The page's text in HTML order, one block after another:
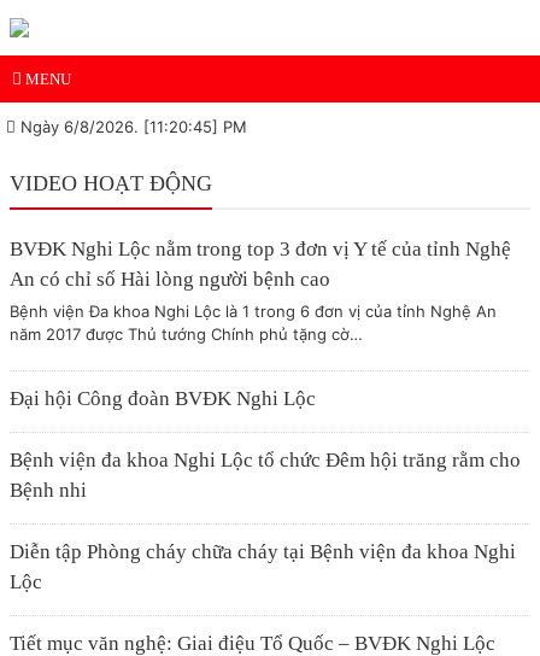
MENU
Ngày 6/8/2026. [11:20:45] PM
VIDEO HOẠT ĐỘNG
BVĐK Nghi Lộc nằm trong top 3 đơn vị Y tế của tỉnh Nghệ
An có chỉ số Hài lòng người bệnh cao
Bệnh viện Đa khoa Nghi Lộc là 1 trong 6 đơn vị của tỉnh Nghệ An
năm 2017 được Thủ tướng Chính phủ tặng cờ…
Đại hội Công đoàn BVĐK Nghi Lộc
Bệnh viện đa khoa Nghi Lộc tổ chức Đêm hội trăng rằm cho
Bệnh nhi
Diễn tập Phòng cháy chữa cháy tại Bệnh viện đa khoa Nghi
Lộc
Tiết mục văn nghệ: Giai điệu Tổ Quốc – BVĐK Nghi Lộc